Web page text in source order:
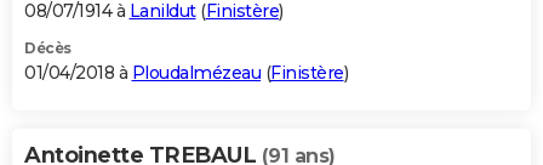
08/07/1914 à Lanildut(Finistère)
Décès
01/04/2018 à Ploudalmézeau (Finistère)
Antoinette TREBAUL (91 ans)